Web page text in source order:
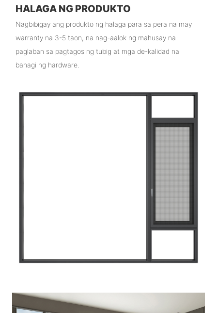
HALAGA NG PRODUKTO
Nagbibigay ang produkto ng halaga para sa pera na may
warranty na 3-5 taon, na nag-aalok ng mahusay na
paglaban sa pagtagos ng tubig at mga de-kalidad na
bahagi ng hardware.